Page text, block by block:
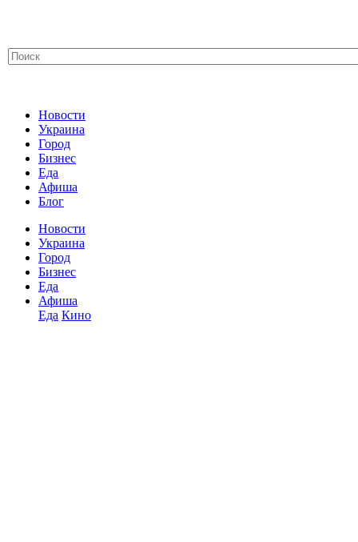
Новости
Украина
Город
Бизнес
Еда
Афиша
Блог
Новости
Украина
Город
Бизнес
Еда
Афиша
Еда Кино